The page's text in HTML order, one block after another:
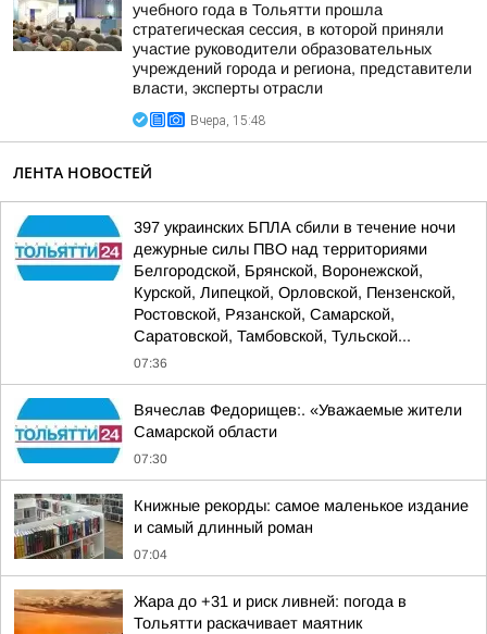
учебного года в Тольятти прошла
стратегическая сессия, в которой приняли
участие руководители образовательных
учреждений города и региона, представители
власти, эксперты отрасли
Вчера, 15:48
ЛЕНТА НОВОСТЕЙ
397 украинских БПЛА сбили в течение ночи
дежурные силы ПВО над территориями
Белгородской, Брянской, Воронежской,
Курской, Липецкой, Орловской, Пензенской,
Ростовской, Рязанской, Самарской,
Саратовской, Тамбовской, Тульской...
07:36
Вячеслав Федорищев:. «Уважаемые жители
Самарской области
07:30
Книжные рекорды: самое маленькое издание
и самый длинный роман
07:04
Жара до +31 и риск ливней: погода в
Тольятти раскачивает маятник